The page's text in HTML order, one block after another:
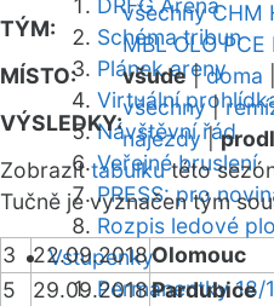
DRFG Arena
Schéma tribun
Plánek areny
Virtuální
Návštěvní řád
Veřejné bruslení
PRESS: pro
Rozpis ledové
Vstupenky
Permanentky 18/
TÝM:
všechny CHM
MBL OLO PCE
MÍSTO:
všude|doma
VÝSLEDKY:
všechny|
nájezdy|
Zobrazittabulkutéto
Tučně je vyznačen tým
3 22.09.2018Olomouc
5
29.09.2018Pardubice